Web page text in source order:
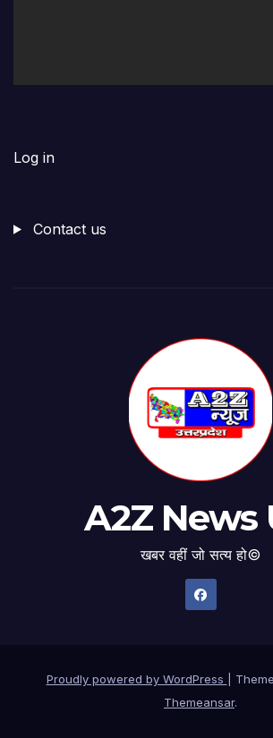
Log in
Contact us
A2Z News
खबर वहीं जो सत्य हो©
Proudly powered by WordPress
Themeansar.